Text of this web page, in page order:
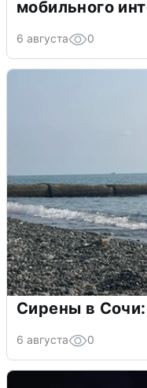
мобильного
6 августа 0
Сирены в
6 августа 0